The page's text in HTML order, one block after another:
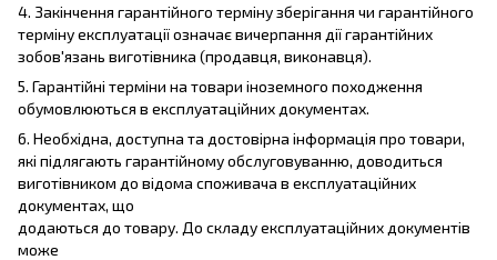
4. Закінчення гарантійного терміну зберігання чи гарантійного
терміну експлуатації означає вичерпання дії гарантійних
зобов'язань виготівника (продавця, виконавця).
5. Гарантійні терміни на товари іноземного походження
обумовлюються в експлуатаційних документах.
6. Необхідна, доступна та достовірна інформація про товари,
які підлягають гарантійному обслуговуванню, доводиться
виготівником до відома споживача в експлуатаційних
документах, що
додаються до товару. До складу експлуатаційних документів
може